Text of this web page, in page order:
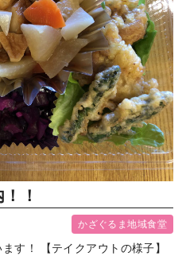
！
かざぐるま地域食堂
す！ 【テイクアウトの様子】